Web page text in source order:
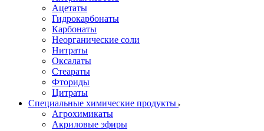
Ацетаты
Гидрокарбонаты
Карбонаты
Неорганические соли
Нитраты
Оксалаты
Стеараты
Фториды
Цитраты
Специальные химические продукты
Агрохимикаты
Акриловые эфиры